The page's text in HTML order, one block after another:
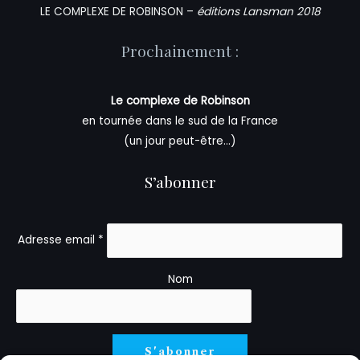
LE COMPLEXE DE ROBINSON – éditions Lansman 2018
Prochainement :
Le complexe de Robinson
en tournée dans le sud de la France
(un jour peut-être…)
S’abonner
Adresse email *
Nom